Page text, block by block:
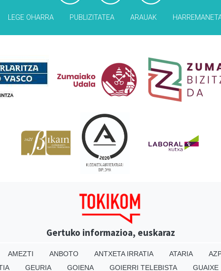
LEGE OHARRA PUBLIZITATEA ARAUAK
Gertuko informazioa, euskaraz
AMEZTI ANBOTO ANTXETA IRRATIA ATARIA
GEURIA GOIENA GOIERRI TELEBISTA GUAIXE